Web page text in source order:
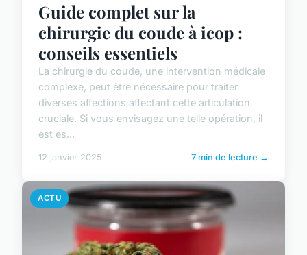
Guide complet sur la
chirurgie du coude à icop :
conseils essentiels
La chirurgie du coude, une intervention médicale
complexe, peut être nécessaire pour traiter
diverses affections affectant cette articulation
cruciale. Si vous envisagez une telle opération, il
est es...
12 janvier 2025 7 min de lecture →
ACTU